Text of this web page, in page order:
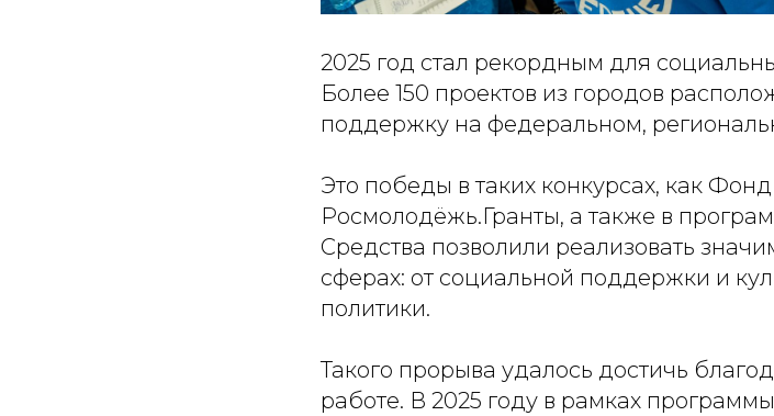
2025 год стал рекордным для
Более 150 проектов из городов
поддержку на федеральном,
Это победы в таких конкурсах, как
Росмолодёжь.Гранты, а также в
Средства позволили реализовать
сферах: от социальной поддержки и
политики.
Такого прорыва удалось достичь
работе. В 2025 году в рамках